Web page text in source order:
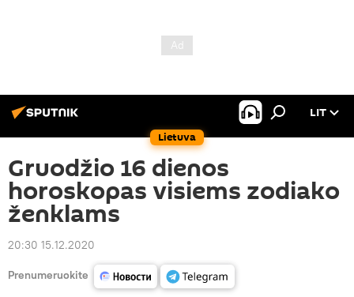
Lietuva
LIT
Gruodžio 16 dienos
horoskopas visiems zodiako
ženklams
20:30 15.12.2020
Prenumeruokite